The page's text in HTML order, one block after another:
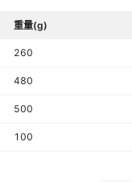
重量(g)
260
480
500
100